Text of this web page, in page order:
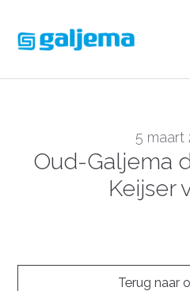
5 maart
Oud-Galjema
Keijser
Terug naar